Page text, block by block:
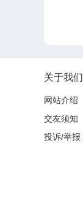
关于我们
网站介绍
交友须知
投诉/举报